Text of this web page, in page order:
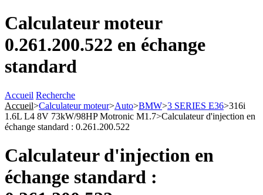
Calculateur moteur
0.261.200.522 en échange
standard
Accueil Recherche
Accueil>Calculateur moteur>Auto>BMW>3 SERIES E36>316i
1.6L L4 8V 73kW/98HP Motronic M1.7>Calculateur d'injection en
échange standard : 0.261.200.522
Calculateur d'injection en
échange standard :